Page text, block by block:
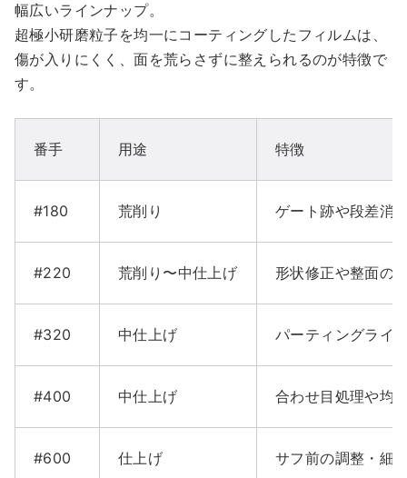
幅広いラインナップ。
超極小研磨粒子を均一にコーティングしたフィルムは、
傷が入りにくく、面を荒らさずに整えられるのが特徴で
す。
番手 用途 特徴
#180 荒削り ゲート跡や段差消
#220 荒削り〜中仕上げ 形状修正や整面の
#320 中仕上げ パーティングライ
#400 中仕上げ 合わせ目処理や均
#600 仕上げ サフ前の調整・細